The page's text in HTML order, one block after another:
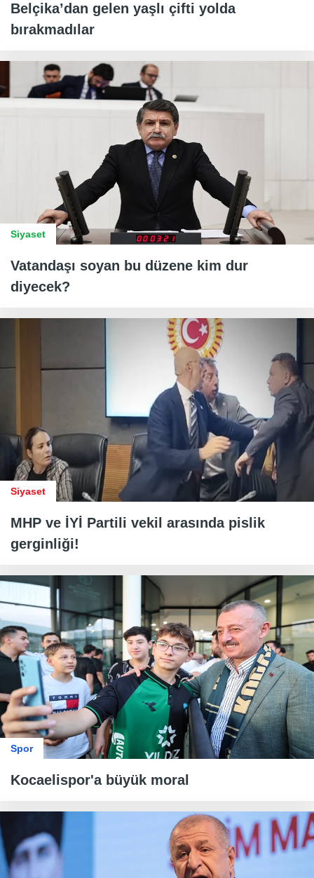
Belçika’dan gelen yaşlı çifti yolda
bırakmadılar
Siyaset
Vatandaşı soyan bu düzene kim dur
diyecek?
Siyaset
MHP ve İYİ Partili vekil arasında pislik
gerginliği!
Spor
Kocaelispor'a büyük moral